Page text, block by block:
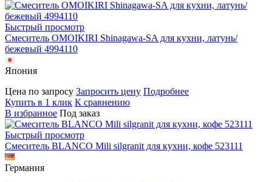
Быстрый просмотр
Смеситель OMOIKIRI Shinagawa-SA для кухни, латунь/
бежевый 4994110
Япония
Цена по запросу Запросить цену Подробнее
Купить в 1 клик К сравнению
В избранное Под заказ
Быстрый просмотр
Смеситель BLANCO Mili silgranit для кухни, кофе 523111
Германия